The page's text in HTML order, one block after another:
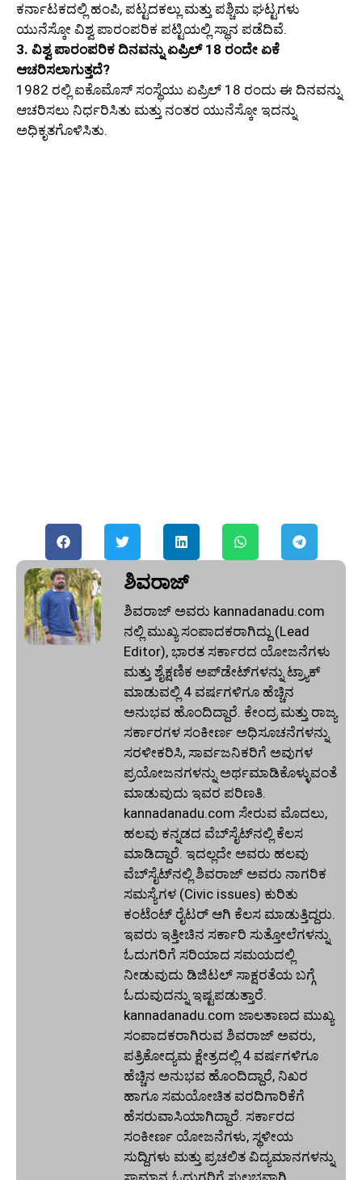
ಕರ್ನಾಟಕದಲ್ಲಿ ಹಂಪಿ, ಪಟ್ಟದಕಲ್ಲು ಮತ್ತು ಪಶ್ಚಿಮ ಘಟ್ಟಗಳು
ಯುನೆಸ್ಕೋ ವಿಶ್ವ ಪಾರಂಪರಿಕ ಪಟ್ಟಿಯಲ್ಲಿ ಸ್ಥಾನ ಪಡೆದಿವೆ.
3. ವಿಶ್ವ ಪಾರಂಪರಿಕ ದಿನವನ್ನು ಏಪ್ರಿಲ್ 18 ರಂದೇ ಏಕೆ
ಆಚರಿಸಲಾಗುತ್ತದೆ?
1982 ರಲ್ಲಿ ಐಕೊಮೊಸ್ ಸಂಸ್ಥೆಯು ಏಪ್ರಿಲ್ 18 ರಂದು ಈ ದಿನವನ್ನು
ಆಚರಿಸಲು ನಿರ್ಧರಿಸಿತು ಮತ್ತು ನಂತರ ಯುನೆಸ್ಕೋ ಇದನ್ನು
ಅಧಿಕೃತಗೊಳಿಸಿತು.
ಶಿವರಾಜ್
ಶಿವರಾಜ್ ಅವರು kannadanadu.com
ನಲ್ಲಿ ಮುಖ್ಯ ಸಂಪಾದಕರಾಗಿದ್ದು (Lead
Editor), ಭಾರತ ಸರ್ಕಾರದ ಯೋಜನೆಗಳು
ಮತ್ತು ಶೈಕ್ಷಣಿಕ ಅಪ್‌ಡೇಟ್‌ಗಳನ್ನು ಟ್ರ್ಯಾಕ್
ಮಾಡುವಲ್ಲಿ 4 ವರ್ಷಗಳಿಗೂ ಹೆಚ್ಚಿನ
ಅನುಭವ ಹೊಂದಿದ್ದಾರೆ. ಕೇಂದ್ರ ಮತ್ತು ರಾಜ್ಯ
ಸರ್ಕಾರಗಳ ಸಂಕೀರ್ಣ ಅಧಿಸೂಚನೆಗಳನ್ನು
ಸರಳೀಕರಿಸಿ, ಸಾರ್ವಜನಿಕರಿಗೆ ಅವುಗಳ
ಪ್ರಯೋಜನಗಳನ್ನು ಅರ್ಥಮಾಡಿಕೊಳ್ಳುವಂತೆ
ಮಾಡುವುದು ಇವರ ಪರಿಣತಿ.
kannadanadu.com ಸೇರುವ ಮೊದಲು,
ಹಲವು ಕನ್ನಡದ ವೆಬ್‌ಸೈಟ್‌ನಲ್ಲಿ ಕೆಲಸ
ಮಾಡಿದ್ದಾರೆ. ಇದಲ್ಲದೇ ಅವರು ಹಲವು
ವೆಬ್‌ಸೈಟ್‌ನಲ್ಲಿ ಶಿವರಾಜ್ ಅವರು ನಾಗರಿಕ
ಸಮಸ್ಯೆಗಳ (Civic issues) ಕುರಿತು
ಕಂಟೆಂಟ್ ರೈಟರ್ ಆಗಿ ಕೆಲಸ ಮಾಡುತ್ತಿದ್ದರು.
ಇವರು ಇತ್ತೀಚಿನ ಸರ್ಕಾರಿ ಸುತ್ತೋಲೆಗಳನ್ನು
ಓದುಗರಿಗೆ ಸರಿಯಾದ ಸಮಯದಲ್ಲಿ
ನೀಡುವುದು ಡಿಜಿಟಲ್ ಸಾಕ್ಷರತೆಯ ಬಗ್ಗೆ
ಓದುವುದನ್ನು ಇಷ್ಟಪಡುತ್ತಾರೆ.
kannadanadu.com ಜಾಲತಾಣದ ಮುಖ್ಯ
ಸಂಪಾದಕರಾಗಿರುವ ಶಿವರಾಜ್ ಅವರು,
ಪತ್ರಿಕೋದ್ಯಮ ಕ್ಷೇತ್ರದಲ್ಲಿ 4 ವರ್ಷಗಳಿಗೂ
ಹೆಚ್ಚಿನ ಅನುಭವ ಹೊಂದಿದ್ದಾರೆ, ನಿಖರ
ಹಾಗೂ ಸಮಯೋಚಿತ ವರದಿಗಾರಿಕೆಗೆ
ಹೆಸರುವಾಸಿಯಾಗಿದ್ದಾರೆ. ಸರ್ಕಾರದ
ಸಂಕೀರ್ಣ ಯೋಜನೆಗಳು, ಸ್ಥಳೀಯ
ಸುದ್ದಿಗಳು ಮತ್ತು ಪ್ರಚಲಿತ ವಿದ್ಯಮಾನಗಳನ್ನು
ಸಾಮಾನ್ಯ ಓದುಗರಿಗೆ ಸುಲಭವಾಗಿ